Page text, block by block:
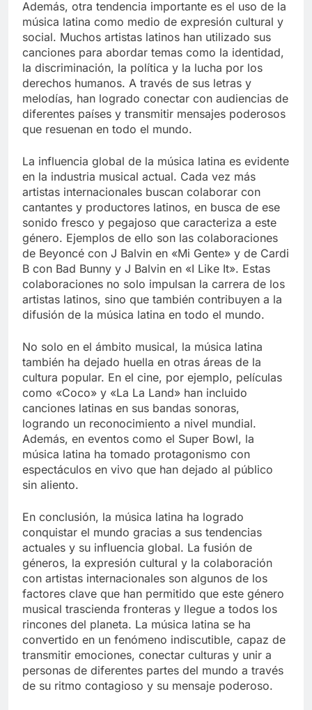
Además, otra tendencia importante es el uso de la
música latina como medio de expresión cultural y
social. Muchos artistas latinos han utilizado sus
canciones para abordar temas como la identidad,
la discriminación, la política y la lucha por los
derechos humanos. A través de sus letras y
melodías, han logrado conectar con audiencias de
diferentes países y transmitir mensajes poderosos
que resuenan en todo el mundo.
La influencia global de la música latina es evidente
en la industria musical actual. Cada vez más
artistas internacionales buscan colaborar con
cantantes y productores latinos, en busca de ese
sonido fresco y pegajoso que caracteriza a este
género. Ejemplos de ello son las colaboraciones
de Beyoncé con J Balvin en «Mi Gente» y de Cardi
B con Bad Bunny y J Balvin en «I Like It». Estas
colaboraciones no solo impulsan la carrera de los
artistas latinos, sino que también contribuyen a la
difusión de la música latina en todo el mundo.
No solo en el ámbito musical, la música latina
también ha dejado huella en otras áreas de la
cultura popular. En el cine, por ejemplo, películas
como «Coco» y «La La Land» han incluido
canciones latinas en sus bandas sonoras,
logrando un reconocimiento a nivel mundial.
Además, en eventos como el Super Bowl, la
música latina ha tomado protagonismo con
espectáculos en vivo que han dejado al público
sin aliento.
En conclusión, la música latina ha logrado
conquistar el mundo gracias a sus tendencias
actuales y su influencia global. La fusión de
géneros, la expresión cultural y la colaboración
con artistas internacionales son algunos de los
factores clave que han permitido que este género
musical trascienda fronteras y llegue a todos los
rincones del planeta. La música latina se ha
convertido en un fenómeno indiscutible, capaz de
transmitir emociones, conectar culturas y unir a
personas de diferentes partes del mundo a través
de su ritmo contagioso y su mensaje poderoso.